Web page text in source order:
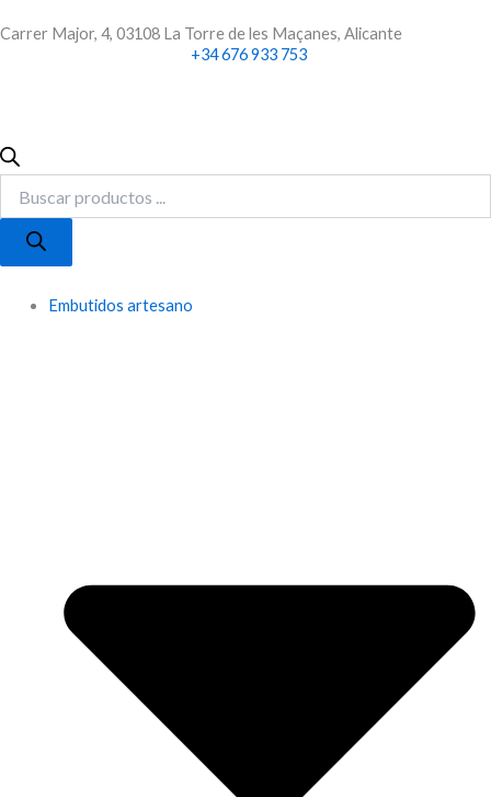
al
Carrer Major, 4, 03108 La Torre de les Maçanes, Alicante
+34 676 933 753
Búsqueda
de
productos
Embutidos artesano